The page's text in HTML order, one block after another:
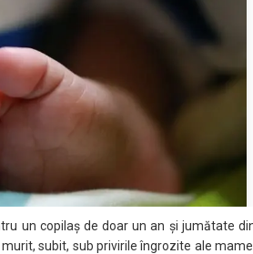
un copilaș de doar un an și jumătate
subit, sub privirile îngrozite ale